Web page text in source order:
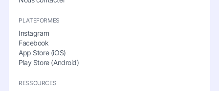
PLATEFORMES
Instagram
Facebook
App Store (iOS)
Play Store (Android)
RESSOURCES